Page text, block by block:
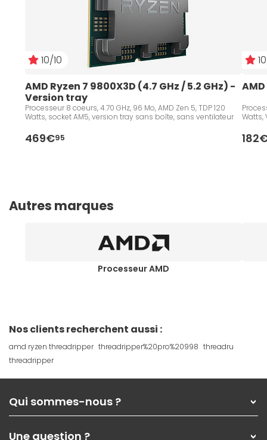
10/10
AMD Ryzen 7 9800X3D (4.7 GHz / 5.2 GHz) -
Version tray
Processeur 8 coeurs, 4.70 GHz, 96 Mo, AMD Zen 5, TDP 120
Watts, socket AM5, version tray sans boîte, sans ventilateur
469€95
Watts,
Autres marques
Processeur AMD
Nos clients recherchent aussi :
amd ryzen threadripper threadripper%20pro%20998 threadru
threadripper
Qui sommes-nous ?
Une question ?